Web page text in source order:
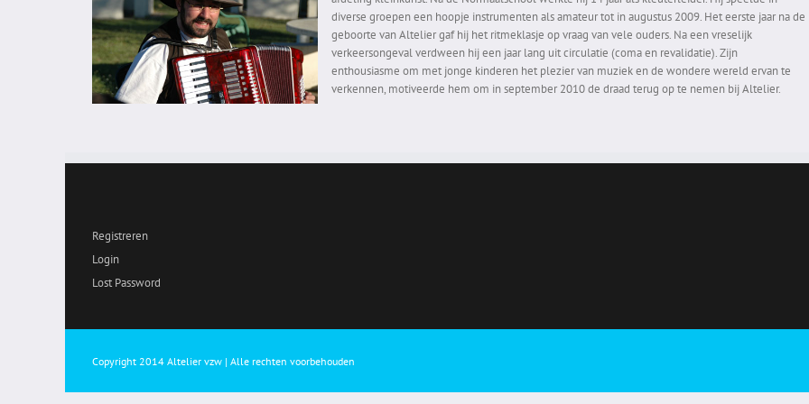
diverse groepen een hoopje instrumenten als amateur tot in augustus 2009. Het eerste jaar na de
geboorte van Altelier gaf hij het ritmeklasje op vraag van vele ouders. Na een vreselijk
verkeersongeval verdween hij een jaar lang uit circulatie (coma en revalidatie). Zijn
enthousiasme om met jonge kinderen het plezier van muziek en de wondere wereld ervan te
verkennen, motiveerde hem om in september 2010 de draad terug op te nemen bij Altelier.
Registreren
Login
Lost Password
Copyright 2014 Altelier vzw | Alle rechten voorbehouden